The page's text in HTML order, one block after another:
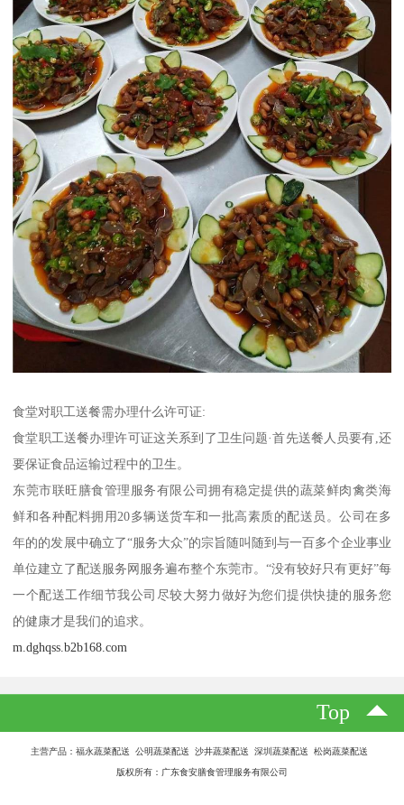
食堂对职工送餐需办理什么许可证:
食堂职工送餐办理许可证这关系到了卫生问题·首先送餐人员要有,还
要保证食品运输过程中的卫生。
东莞市联旺膳食管理服务有限公司拥有稳定提供的蔬菜鲜肉禽类海
鲜和各种配料拥用20多辆送货车和一批高素质的配送员。公司在多
年的的发展中确立了“服务大众”的宗旨随叫随到与一百多个企业事业
单位建立了配送服务网服务遍布整个东莞市。“没有较好只有更好”每
一个配送工作细节我公司尽较大努力做好为您们提供快捷的服务您
的健康才是我们的追求。
m.dghqss.b2b168.com
Top
主营产品：福永蔬菜配送 公明蔬菜配送 沙井蔬菜配送 深圳蔬菜配送 松岗蔬菜配送
版权所有：广东食安膳食管理服务有限公司